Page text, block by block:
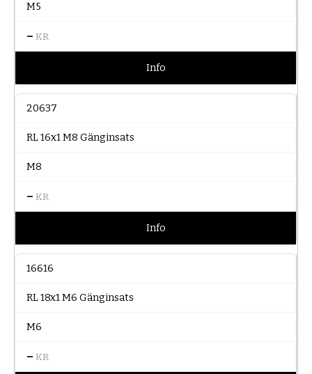
M5
– KR
Info
20637
RL 16x1 M8 Gänginsats
M8
– KR
Info
16616
RL 18x1 M6 Gänginsats
M6
– KR